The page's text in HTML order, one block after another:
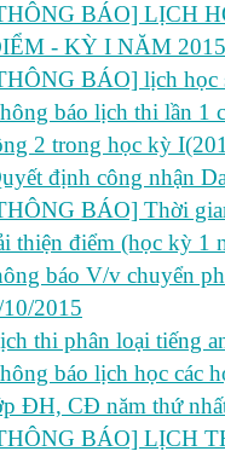
BÁO] LỊCH
- KỲ I NĂM
BÁO] lịch học
báo lịch thi lần 1
2 trong học kỳ
định công nhận
BÁO] Thời
thiện điểm (học kỳ 1
báo V/v chuyển
10/2015
thi phân loại tiếng
báo lịch học các
ĐH, CĐ năm thứ
BÁO] LỊCH